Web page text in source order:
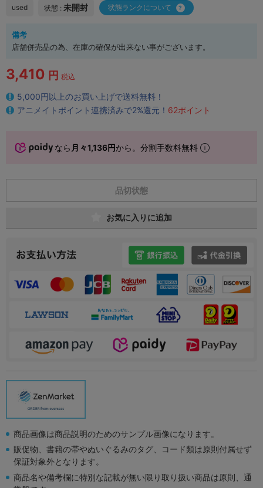
used 状態 : 未開封 状態ランクについて
備考
店舗併売品の為、在庫の確保が出来ない事がございます。
3,410 円 税込
5,000円以上のお買い上げで送料無料！
アニメイトポイント連携済みで2%還元！ 62ポイント
なら 月々1,136円から。分割手数料無料
品切状態
お気に入りに追加
商品画像は商品説明のためのサンプル画像になります。
販促物、書籍の帯やぬいぐるみのタグ、コード類は原則付属せず
保証対象外となります。
商品名や備考欄に特別な記載が無い限り取り扱い商品は原則、通